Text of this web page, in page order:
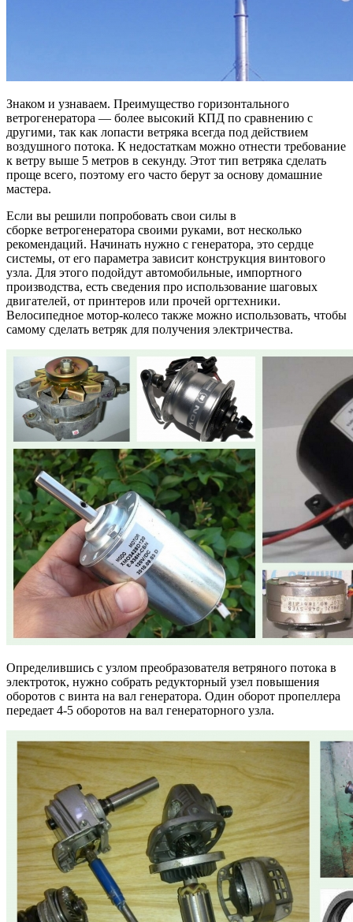
Знаком и узнаваем. Преимущество горизонтального
ветрогенератора — более высокий КПД по сравнению с
другими, так как лопасти ветряка всегда под действием
воздушного потока. К недостаткам можно отнести требование
к ветру выше 5 метров в секунду. Этот тип ветряка сделать
проще всего, поэтому его часто берут за основу домашние
мастера.
Если вы решили попробовать свои силы в
сборке ветрогенератора своими руками, вот несколько
рекомендаций. Начинать нужно с генератора, это сердце
системы, от его параметра зависит конструкция винтового
узла. Для этого подойдут автомобильные, импортного
производства, есть сведения про использование шаговых
двигателей, от принтеров или прочей оргтехники.
Велосипедное мотор-колесо также можно использовать, чтобы
самому сделать ветряк для получения электричества.
Определившись с узлом преобразователя ветряного потока в
электроток, нужно собрать редукторный узел повышения
оборотов с винта на вал генератора. Один оборот пропеллера
передает 4-5 оборотов на вал генераторного узла.